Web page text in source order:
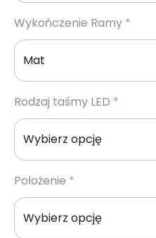
Wykończenie Ramy *
Rodzaj taśmy LED *
Położenie *